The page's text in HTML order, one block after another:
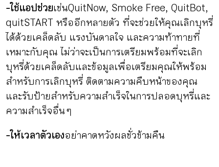
-ใช้แอปช่วยเช่น QuitNow, Smoke Free, QuitBot,
quitSTART หรืออีกหลายตัว ที่จะช่วยให้คุณเลิกบุหรี่
ได้ด้วยเคล็ดลับ แรงบันดาลใจ และความท้าทายที่
เหมาะกับคุณ ไม่ว่าจะเป็นการเตรียมพร้อมที่จะเลิก
บุหรี่ด้วยเคล็ดลับและข้อมูลเพื่อเตรียมคุณให้พร้อม
สำหรับการเลิกบุหรี่ ติดตามความคืบหน้าของคุณ
และรับป้ายสำหรับความสำเร็จในการปลอดบุหรี่และ
ความสำเร็จอื่น ๆ
-ให้เวลาตัวเองอย่าคาดหวังผลชั่วข้ามคืน